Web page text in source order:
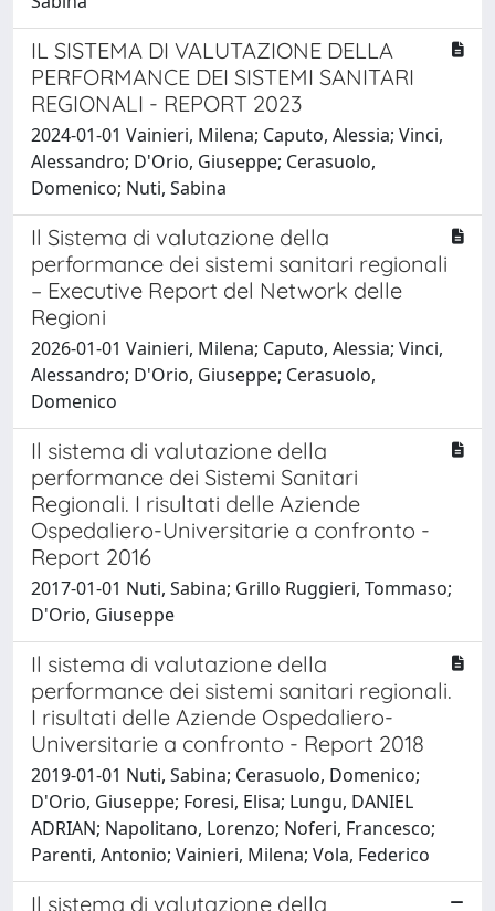
IL SISTEMA DI VALUTAZIONE DELLA
PERFORMANCE DEI SISTEMI SANITARI
REGIONALI - REPORT 2023
2024-01-01 Vainieri, Milena; Caputo, Alessia; Vinci,
Alessandro; D'Orio, Giuseppe; Cerasuolo,
Domenico; Nuti, Sabina
Il Sistema di valutazione della
performance dei sistemi sanitari regionali
– Executive Report del Network delle
Regioni
2026-01-01 Vainieri, Milena; Caputo, Alessia; Vinci,
Alessandro; D'Orio, Giuseppe; Cerasuolo,
Domenico
Il sistema di valutazione della
performance dei Sistemi Sanitari
Regionali. I risultati delle Aziende
Ospedaliero-Universitarie a confronto -
Report 2016
2017-01-01 Nuti, Sabina; Grillo Ruggieri, Tommaso;
D'Orio, Giuseppe
Il sistema di valutazione della
performance dei sistemi sanitari regionali.
I risultati delle Aziende Ospedaliero-
Universitarie a confronto - Report 2018
2019-01-01 Nuti, Sabina; Cerasuolo, Domenico;
D'Orio, Giuseppe; Foresi, Elisa; Lungu, DANIEL
ADRIAN; Napolitano, Lorenzo; Noferi, Francesco;
Parenti, Antonio; Vainieri, Milena; Vola, Federico
Il sistema di valutazione della